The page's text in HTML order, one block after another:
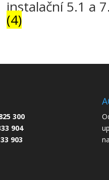
instalační 5.1 a
(4)
300
904
903